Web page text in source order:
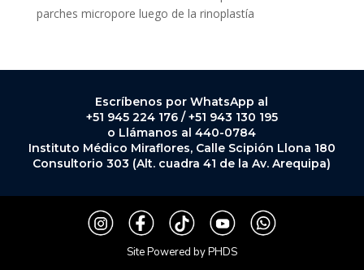
parches micropore luego de la rinoplastía
Escríbenos por WhatsApp al
+51 945 224 176 / +51 943 130 195
o Llámanos al 440-0784
Instituto Médico Miraflores, Calle Scipión Llona 180
Consultorio 303 (Alt. cuadra 41 de la Av. Arequipa)
Site Powered byPHDS